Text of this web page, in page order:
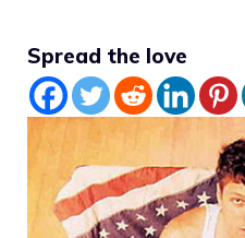
Spread the love